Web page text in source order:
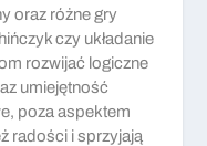
oraz różne gry
czy układanie
rozwijać logiczne
umiejętność
poza aspektem
radości i sprzyjają